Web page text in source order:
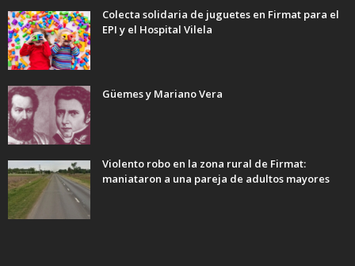
Colecta solidaria de juguetes en Firmat para el
EPI y el Hospital Vilela
Güemes y Mariano Vera
Violento robo en la zona rural de Firmat:
maniataron a una pareja de adultos mayores